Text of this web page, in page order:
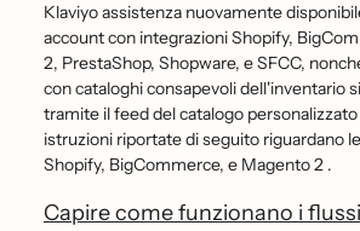
Klaviyo assistenza nuovamente
account con integrazioni Shopify,
2, PrestaShop, Shopware, e SFCC,
con cataloghi consapevoli dell'inventario
tramite il feed del catalogo personalizzato
istruzioni riportate di seguito riguardano
Shopify, BigCommerce, e Magento 2 .
Capire come funzionano i